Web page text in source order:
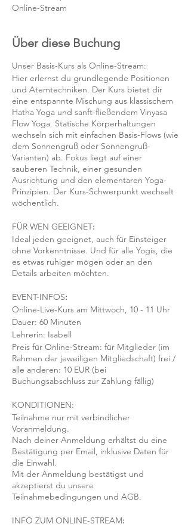
Online-Stream
Über diese Buchung
Unser Basis-Kurs als Online-Stream:
Hier erlernst du grundlegende Positionen
und Atemtechniken. Der Kurs bietet dir
eine entspannte Mischung aus klassischem
Hatha Yoga und sanft-fließendem Vinyasa
Flow Yoga. Statische Körperhaltungen
wechseln sich mit einfachen Basis-Flows (wie
dem Sonnengruß oder Sonnengruß-
Varianten) ab. Fokus liegt auf einer
sauberen Technik, einer gesunden
Ausrichtung und den elementaren Yoga-
Prinzipien. Der Kurs-Schwerpunkt wechselt
wöchentlich.
FÜR WEN GEEIGNET:
Ideal jeden geeignet, auch für Einsteiger
ohne Vorkenntnisse. Und für alle Yogis, die
es etwas ruhiger mögen oder an den
Details arbeiten möchten.
EVENT-INFOS:
Online-Live-Kurs am Mittwoch, 10 - 11 Uhr
Dauer: 60 Minuten
Lehrerin: Isabell
Preis für Online-Stream: für Mitglieder (im
Rahmen der jeweiligen Mitgliedschaft) frei /
alle anderen: 10 EUR (bei
Buchungsabschluss zur Zahlung fällig)
KONDITIONEN:
Teilnahme nur mit verbindlicher
Voranmeldung.
Nach deiner Anmeldung erhältst du eine
Bestätigung per Email, inklusive Daten für
die Einwahl.
Mit der Anmeldung bestätigst und
akzeptierst du unsere
Teilnahmebedingungen und AGB.
INFO ZUM ONLINE-STREAM: